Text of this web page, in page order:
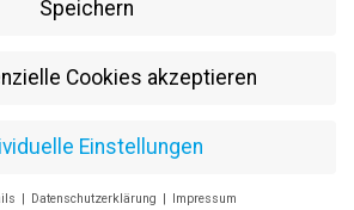
für eine Stelle in unserer
darauf, Sie kennenzulernen.
gmbh
Speichern
Cookies akzeptieren
Einstellungen
Datenschutzerklärung Impressum